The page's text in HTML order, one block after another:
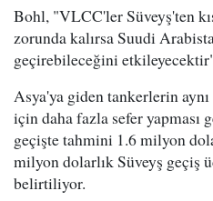
Bohl, "VLCC'ler Süveyş'ten
zorunda kalırsa Suudi
geçirebileceğini
Asya'ya giden tankerlerin
için daha fazla sefer yapması
geçişte tahmini 1.6 milyon
milyon dolarlık Süveyş geçiş
belirtiliyor.